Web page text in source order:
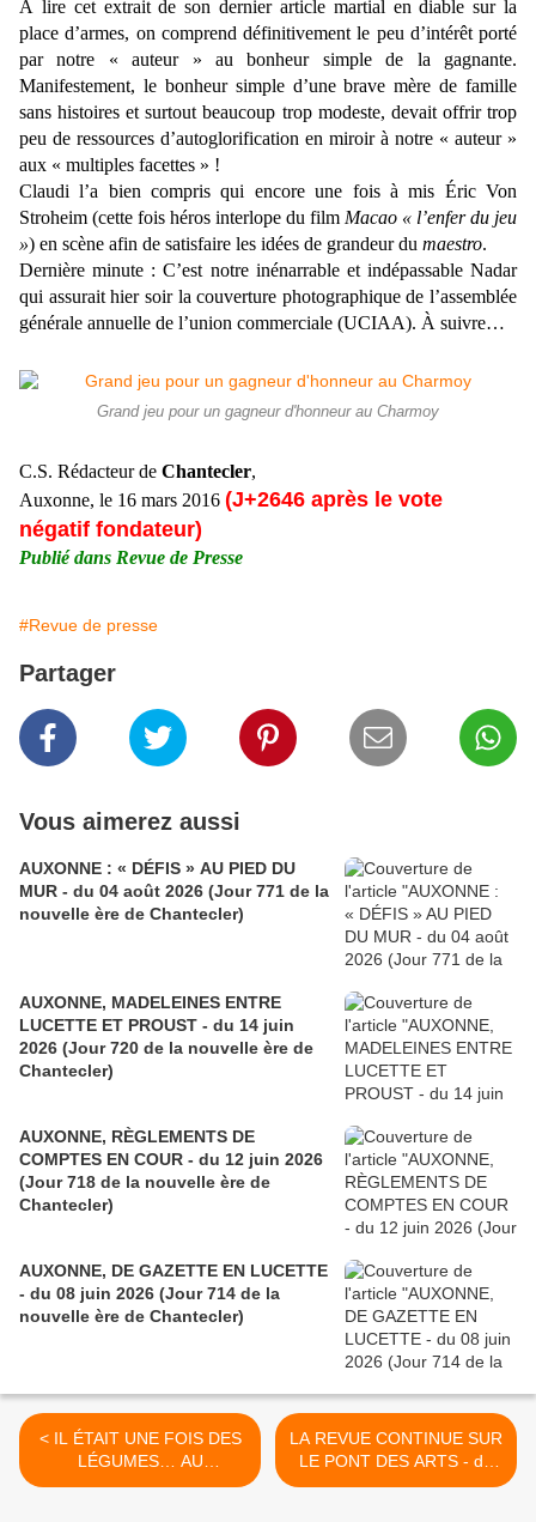
À lire cet extrait de son dernier article martial en diable sur la
place d’armes, on comprend définitivement le peu d’intérêt porté
par notre « auteur » au bonheur simple de la gagnante.
Manifestement, le bonheur simple d’une brave mère de famille
sans histoires et surtout beaucoup trop modeste, devait offrir trop
peu de ressources d’autoglorification en miroir à notre « auteur »
aux « multiples facettes » !
Claudi l’a bien compris qui encore une fois à mis Éric Von
Stroheim (cette fois héros interlope du film Macao « l’enfer du jeu
») en scène afin de satisfaire les idées de grandeur du maestro.
Dernière minute : C’est notre inénarrable et indépassable Nadar
qui assurait hier soir la couverture photographique de l’assemblée
générale annuelle de l’union commerciale (UCIAA). À suivre…
Grand jeu pour un gagneur d'honneur au Charmoy
C.S. Rédacteur de Chantecler,
Auxonne, le 16 mars 2016 (J+2646 après le vote
négatif fondateur)
Publié dans Revue de Presse
#Revue de presse
Partager
Vous aimerez aussi
AUXONNE : « DÉFIS » AU PIED DU
MUR - du 04 août 2026 (Jour 771 de la
nouvelle ère de Chantecler)
AUXONNE, MADELEINES ENTRE
LUCETTE ET PROUST - du 14 juin
2026 (Jour 720 de la nouvelle ère de
Chantecler)
AUXONNE, RÈGLEMENTS DE
COMPTES EN COUR - du 12 juin 2026
(Jour 718 de la nouvelle ère de
Chantecler)
AUXONNE, DE GAZETTE EN LUCETTE
- du 08 juin 2026 (Jour 714 de la
nouvelle ère de Chantecler)
< IL ÉTAIT UNE FOIS DES
LÉGUMES… AU
CHARMOY ! - du 15 MARS
LA REVUE CONTINUE SUR
LE PONT DES ARTS - du
17 MARS 2016 (J+2647